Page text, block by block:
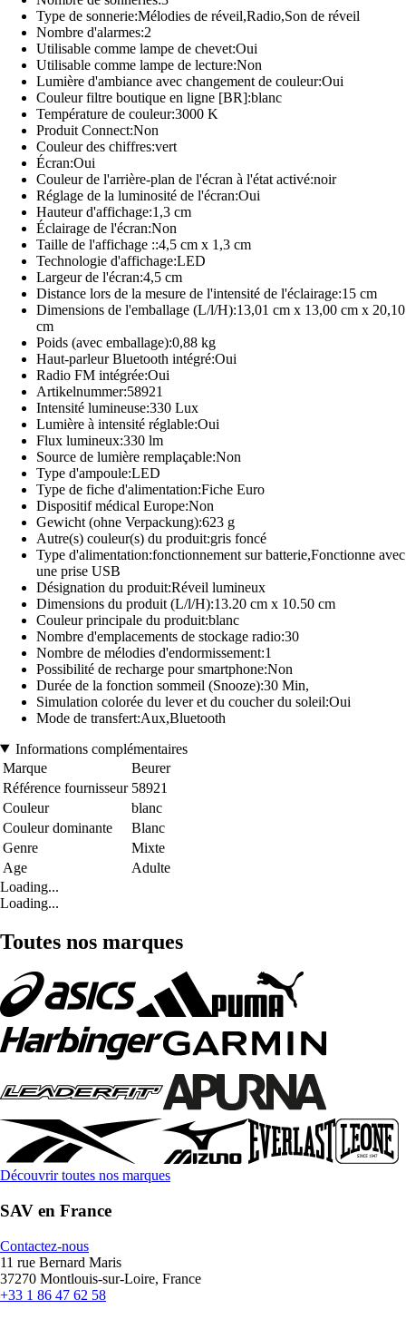
Type de sonnerie:Mélodies de réveil,Radio,Son de réveil
Nombre d'alarmes:2
Utilisable comme lampe de chevet:Oui
Utilisable comme lampe de lecture:Non
Lumière d'ambiance avec changement de couleur:Oui
Couleur filtre boutique en ligne [BR]:blanc
Température de couleur:3000 K
Produit Connect:Non
Couleur des chiffres:vert
Écran:Oui
Couleur de l'arrière-plan de l'écran à l'état activé:noir
Réglage de la luminosité de l'écran:Oui
Hauteur d'affichage:1,3 cm
Éclairage de l'écran:Non
Taille de l'affichage ::4,5 cm x 1,3 cm
Technologie d'affichage:LED
Largeur de l'écran:4,5 cm
Distance lors de la mesure de l'intensité de l'éclairage:15 cm
Dimensions de l'emballage (L/l/H):13,01 cm x 13,00 cm x 20,10
cm
Poids (avec emballage):0,88 kg
Haut-parleur Bluetooth intégré:Oui
Radio FM intégrée:Oui
Artikelnummer:58921
Intensité lumineuse:330 Lux
Lumière à intensité réglable:Oui
Flux lumineux:330 lm
Source de lumière remplaçable:Non
Type d'ampoule:LED
Type de fiche d'alimentation:Fiche Euro
Dispositif médical Europe:Non
Gewicht (ohne Verpackung):623 g
Autre(s) couleur(s) du produit:gris foncé
Type d'alimentation:fonctionnement sur batterie,Fonctionne avec
une prise USB
Désignation du produit:Réveil lumineux
Dimensions du produit (L/l/H):13.20 cm x 10.50 cm
Couleur principale du produit:blanc
Nombre d'emplacements de stockage radio:30
Nombre de mélodies d'endormissement:1
Possibilité de recharge pour smartphone:Non
Durée de la fonction sommeil (Snooze):30 Min,
Simulation colorée du lever et du coucher du soleil:Oui
Mode de transfert:Aux,Bluetooth
Informations complémentaires
Marque
Beurer
Référence fournisseur 58921
Couleur
blanc
Couleur dominante
Blanc
Genre
Mixte
Age
Adulte
Loading...
Loading...
Toutes nos marques
Découvrir toutes nos marques
SAV en France
Contactez-nous
11 rue Bernard Maris
37270 Montlouis-sur-Loire, France
+33 1 86 47 62 58